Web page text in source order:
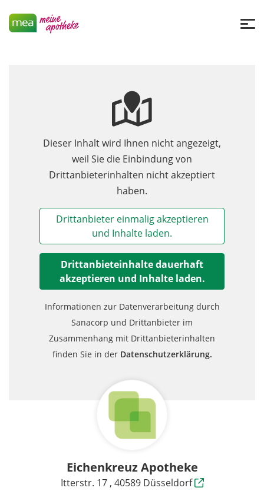
Dieser Inhalt wird Ihnen nicht angezeigt,
weil Sie die Einbindung von
Drittanbieterinhalten nicht akzeptiert
haben.
Drittanbieter einmalig akzeptieren
und Inhalte laden.
Drittanbieteinhalte dauerhaft
akzeptieren und Inhalte laden.
Informationen zur Datenverarbeitung durch
Sanacorp und Drittanbieter im
Zusammenhang mit Drittanbieterinhalten
finden Sie in der Datenschutzerklärung.
Eichenkreuz Apotheke
Itterstr. 17 , 40589 Düsseldorf